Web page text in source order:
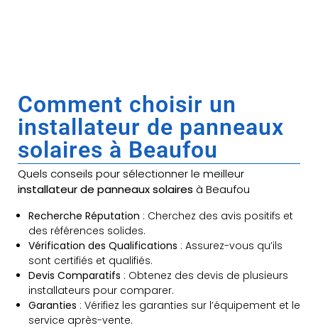
Comment choisir un
installateur de panneaux
solaires à Beaufou
Quels conseils pour sélectionner le meilleur
installateur de panneaux solaires à Beaufou
Recherche Réputation : Cherchez des avis positifs et
des références solides.
Vérification des Qualifications : Assurez-vous qu’ils
sont certifiés et qualifiés.
Devis Comparatifs : Obtenez des devis de plusieurs
installateurs pour comparer.
Garanties : Vérifiez les garanties sur l’équipement et le
service après-vente.